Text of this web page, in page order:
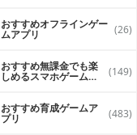
おすすめオフラインゲー
ムアプリ (26)
おすすめ無課金でも楽
しめるスマホゲームア (149)
おすすめ育成ゲームア
プリ (483)